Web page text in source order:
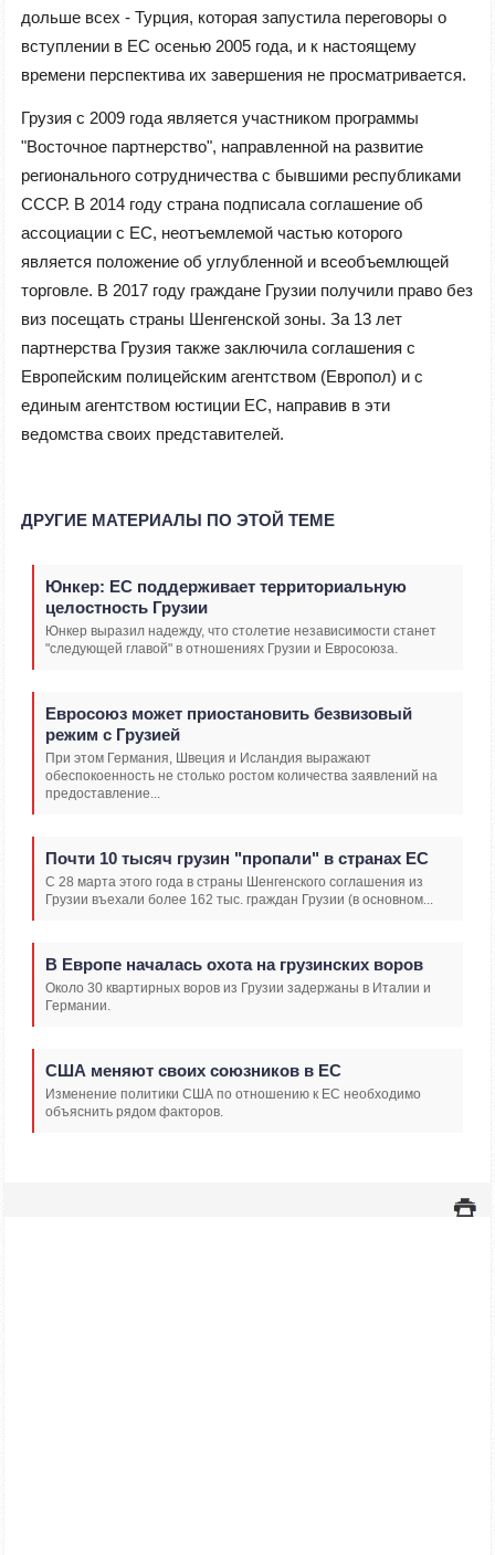
дольше всех - Турция, которая запустила переговоры о
вступлении в ЕС осенью 2005 года, и к настоящему
времени перспектива их завершения не просматривается.
Грузия с 2009 года является участником программы
"Восточное партнерство", направленной на развитие
регионального сотрудничества с бывшими республиками
СССР. В 2014 году страна подписала соглашение об
ассоциации с ЕС, неотъемлемой частью которого
является положение об углубленной и всеобъемлющей
торговле. В 2017 году граждане Грузии получили право без
виз посещать страны Шенгенской зоны. За 13 лет
партнерства Грузия также заключила соглашения с
Европейским полицейским агентством (Европол) и с
единым агентством юстиции ЕС, направив в эти
ведомства своих представителей.
ДРУГИЕ МАТЕРИАЛЫ ПО ЭТОЙ ТЕМЕ
Юнкер: ЕС поддерживает территориальную
целостность Грузии
Юнкер выразил надежду, что столетие независимости станет
"следующей главой" в отношениях Грузии и Евросоюза.
Евросоюз может приостановить безвизовый
режим с Грузией
При этом Германия, Швеция и Исландия выражают
обеспокоенность не столько ростом количества заявлений на
предоставление...
Почти 10 тысяч грузин "пропали" в странах ЕС
С 28 марта этого года в страны Шенгенского соглашения из
Грузии въехали более 162 тыс. граждан Грузии (в основном...
В Европе началась охота на грузинских воров
Около 30 квартирных воров из Грузии задержаны в Италии и
Германии.
США меняют своих союзников в ЕС
Изменение политики США по отношению к ЕС необходимо
объяснить рядом факторов.